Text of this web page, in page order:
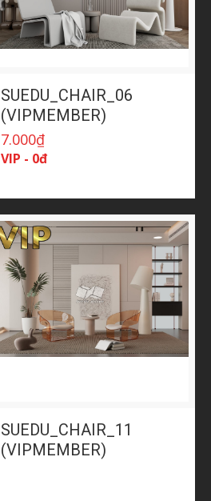
SUEDU_CHAIR_06
(VIPMEMBER)
7.000₫
VIP - 0đ
SUEDU_CHAIR_11
(VIPMEMBER)